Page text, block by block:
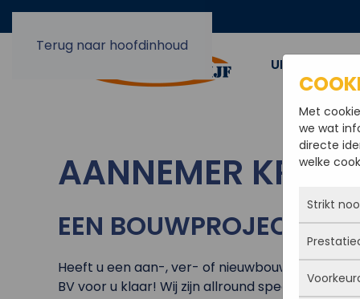
Terug naar hoofdinhoud
UIT EN
AANNEMER
EEN BOUWPROJECT IN
Heeft u een aan-, ver- of nieuwbouw project in
BV voor u klaar! Wij zijn allround specialisten in
Met
we wat
directe
welke
Strikt
Deze
actief
iets
Met